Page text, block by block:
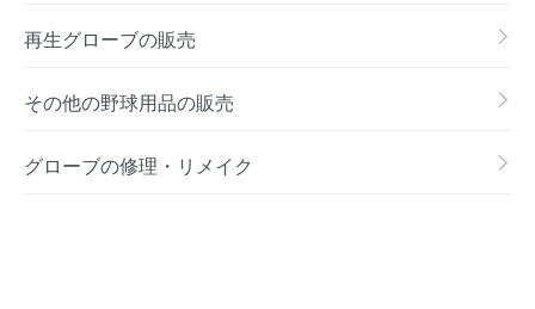
再生グローブの販売
その他の野球用品の販売
グローブの修理・リメイク